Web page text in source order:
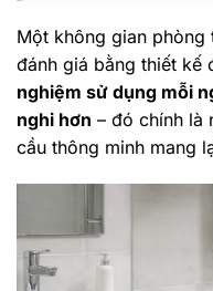
Một không gian
đánh giá bằng thiết kế
nghiệm sử dụng mỗi
nghi hơn – đó chính là
cầu thông minh mang